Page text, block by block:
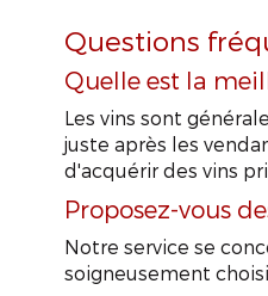
Questions
Quelle est la
Les vins sont
juste après les
d'acquérir des vins
Proposez-vous
Notre service se
soigneusement